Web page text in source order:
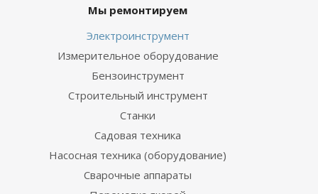
Мы ремонтируем
Электроинструмент
Измерительное оборудование
Бензоинструмент
Строительный инструмент
Станки
Садовая техника
Насосная техника (оборудование)
Сварочные аппараты